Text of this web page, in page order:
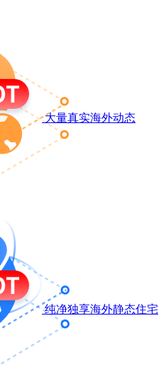
大量真实海外动态
纯净独享海外静态住宅